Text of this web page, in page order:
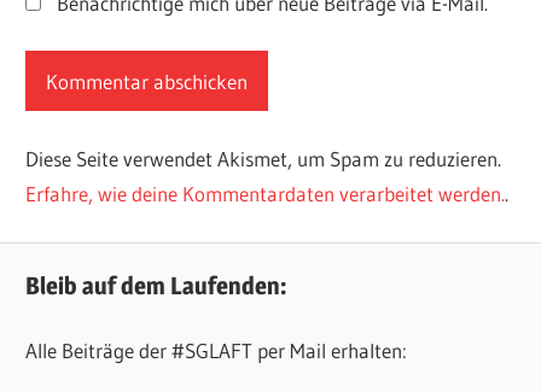
Diese Seite verwendet Akismet, um Spam zu reduzieren.
Erfahre, wie deine Kommentardaten verarbeitet werden..
Bleib auf dem Laufenden:
Alle Beiträge der #SGLAFT per Mail erhalten: